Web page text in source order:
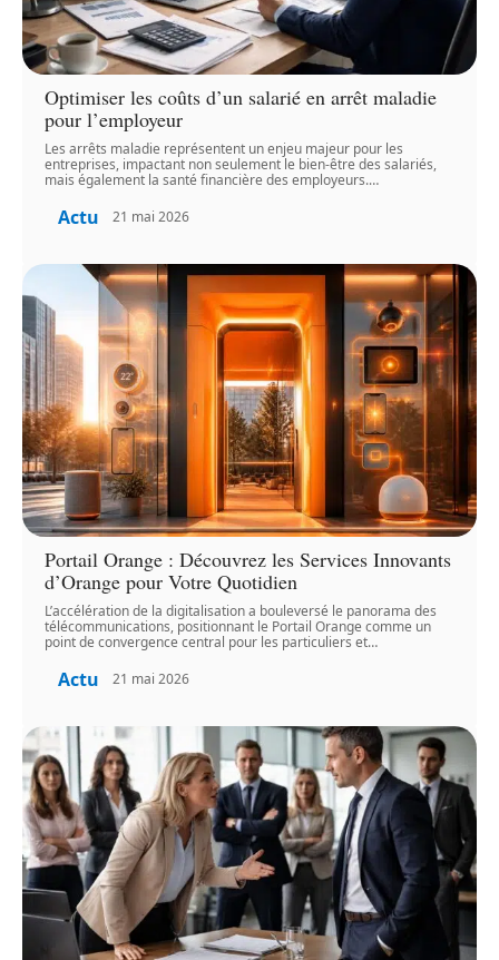
Optimiser les coûts d’un salarié en arrêt maladie
pour l’employeur
Les arrêts maladie représentent un enjeu majeur pour les
entreprises, impactant non seulement le bien-être des salariés,
mais également la santé financière des employeurs.…
Actu 21 mai 2026
Portail Orange : Découvrez les Services Innovants
d’Orange pour Votre Quotidien
L’accélération de la digitalisation a bouleversé le panorama des
télécommunications, positionnant le Portail Orange comme un
point de convergence central pour les particuliers et…
Actu 21 mai 2026